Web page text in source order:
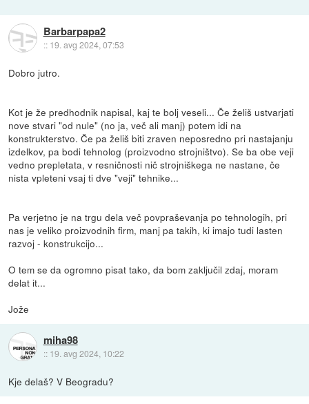
Barbarpapa2
:: 19. avg 2024, 07:53
Dobro jutro.
Kot je že predhodnik napisal, kaj te bolj veseli... Če želiš ustvarjati
nove stvari "od nule" (no ja, več ali manj) potem idi na
konstrukterstvo. Če pa želiš biti zraven neposredno pri nastajanju
izdelkov, pa bodi tehnolog (proizvodno strojništvo). Se ba obe veji
vedno prepletata, v resničnosti nič strojniškega ne nastane, če
nista vpleteni vsaj ti dve "veji" tehnike...
Pa verjetno je na trgu dela več povpraševanja po tehnologih, pri
nas je veliko proizvodnih firm, manj pa takih, ki imajo tudi lasten
razvoj - konstrukcijo...
O tem se da ogromno pisat tako, da bom zaključil zdaj, moram
delat it...
Jože
miha98
:: 19. avg 2024, 10:22
Kje delaš? V Beogradu?